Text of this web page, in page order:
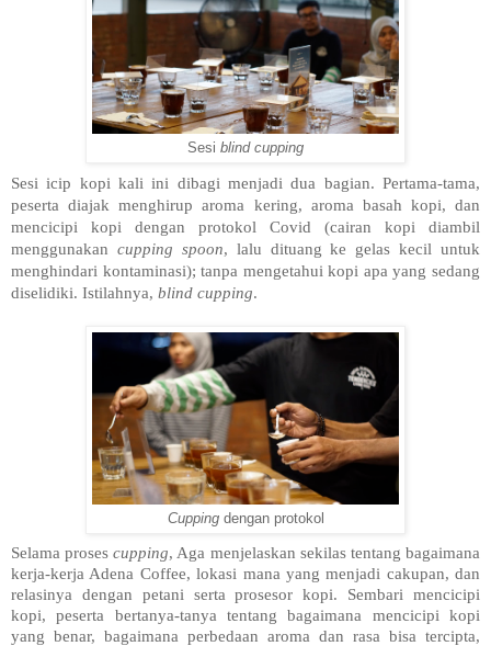
Sesi blind cupping
Sesi icip kopi kali ini dibagi menjadi dua bagian. Pertama-tama,
peserta diajak menghirup aroma kering, aroma basah kopi, dan
mencicipi kopi dengan protokol Covid (cairan kopi diambil
menggunakan cupping spoon, lalu dituang ke gelas kecil untuk
menghindari kontaminasi); tanpa mengetahui kopi apa yang sedang
diselidiki. Istilahnya, blind cupping.
Cuppingdengan protokol
Selama prosescupping, Aga menjelaskan sekilas tentang bagaimana
kerja-kerja Adena Coffee, lokasi mana yang menjadi cakupan, dan
relasinya dengan petani serta prosesor kopi. Sembari mencicipi
kopi, peserta bertanya-tanya tentang bagaimana mencicipi kopi
yang benar, bagaimana perbedaan aroma dan rasa bisa tercipta,